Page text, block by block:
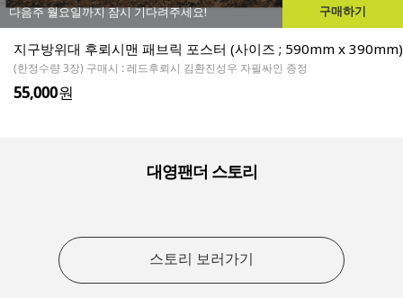
다음주 월요일까지 잠시 기다려주세요! 구매하기
지구방위대 후뢰시맨 패브릭 포스터 (사이즈 ; 590mm x 390mm)
(한정수량 3장) 구매시 : 레드후뢰시 김환진성우 자필싸인 증정
55,000원
대영팬더 스토리
스토리 보러가기